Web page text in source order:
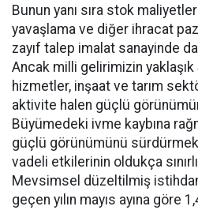
Bunun yanı sıra stok
yavaşlama ve diğer ihracat
zayıf talep imalat sanayinde
Ancak milli gelirimizin
hizmetler, inşaat ve tarım
aktivite halen güçlü
Büyümedeki ivme kaybına
güçlü görünümünü
vadeli etkilerinin oldukça
Mevsimsel düzeltilmiş
geçen yılın mayıs ayına göre